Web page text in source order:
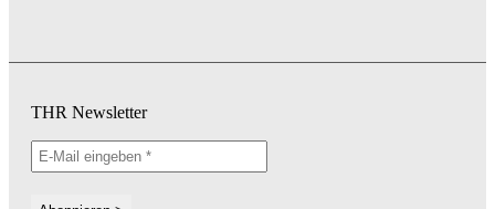
THR Newsletter